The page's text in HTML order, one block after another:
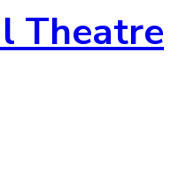
Theatre